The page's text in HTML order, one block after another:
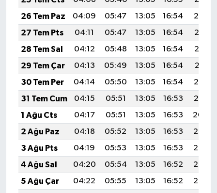
26 Tem Paz
04:09 05:47 13:05 16:54
20:14
27 Tem Pts
04:11 05:47 13:05 16:54
20:13
28 Tem Sal
04:12 05:48 13:05 16:54
20:12
29 Tem Çar
04:13 05:49 13:05 16:54
20:11
30 Tem Per
04:14 05:50 13:05 16:54
20:10
31 Tem Cum
04:15 05:51 13:05 16:53
20:10
1 Ağu Cts
04:17 05:51 13:05 16:53
20:09
2 Ağu Paz
04:18 05:52 13:05 16:53
20:08
3 Ağu Pts
04:19 05:53 13:05 16:53
20:07
4 Ağu Sal
04:20 05:54 13:05 16:52
20:06
5 Ağu Çar
04:22 05:55 13:05 16:52
20:05